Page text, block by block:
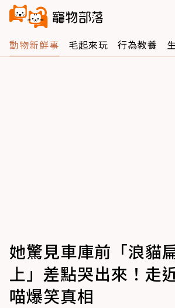
動物新鮮事 毛起來玩 行為教養
她驚見車庫前「浪貓
上」差點哭出來！走
喵爆笑真相